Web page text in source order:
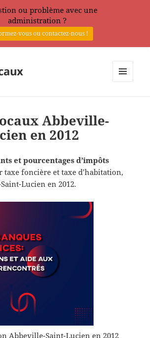
Abbeville-
en 2012
et pourcentages d’impôts
taxe foncière et taxe d’habitation,
Lucien en 2012.
Abbeville-Saint-Lucien en 2012
ou problème avec une
administration ?
vous ou contactez-nous !